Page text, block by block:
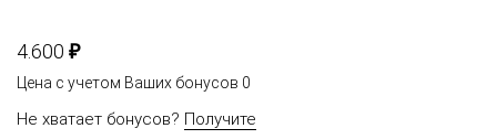
4.600 ₽
Цена с учетом Ваших бонусов 0
Не хватает бонусов? Получите